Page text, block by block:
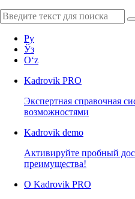
Ру
Ўз
Oʻz
Kadrovik PRO
Экспертная справочная
возможностями
Kadrovik demo
Активируйте пробный
преимущества!
О Kadrovik PRO